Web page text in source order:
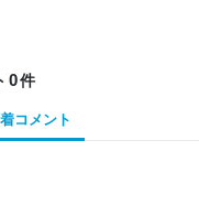
0件
コメント